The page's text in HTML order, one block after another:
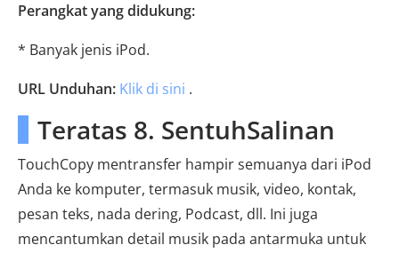
Perangkat yang didukung:
* Banyak jenis iPod.
URL Unduhan: Klik di sini .
Teratas 8. SentuhSalinan
TouchCopy mentransfer hampir semuanya dari iPod
Anda ke komputer, termasuk musik, video, kontak,
pesan teks, nada dering, Podcast, dll. Ini juga
mencantumkan detail musik pada antarmuka untuk